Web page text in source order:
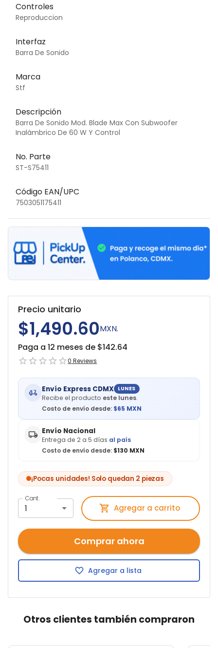
Controles
Reproduccion
Interfaz
Barra De Sonido
Marca
Stf
Descripción
Barra De Sonido Mod. Blade Max Con Subwoofer
Inalámbrico De 60 W Y Control
No. Parte
ST-S75411
Código EAN/UPC
7503051175411
Precio unitario
$1,490.60MXN.
Paga a 12 meses de $142.64
0 Reviews
Envío Express CDMX LUNES
Recibe el producto este lunes.
Costo de envío desde: $65 MXN
Envío Nacional
Entrega de 2 a 5 días al país
Costo de envío desde: $130 MXN
¡Pocas unidades! Solo quedan 2 piezas
Cant.
1 Agregar a carrito
Comprar ahora
Agregar a lista
Otros clientes también compraron